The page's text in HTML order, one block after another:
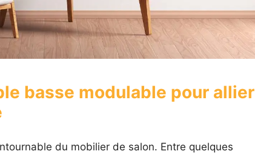
basse modulable pour allier
du mobilier de salon. Entre quelques